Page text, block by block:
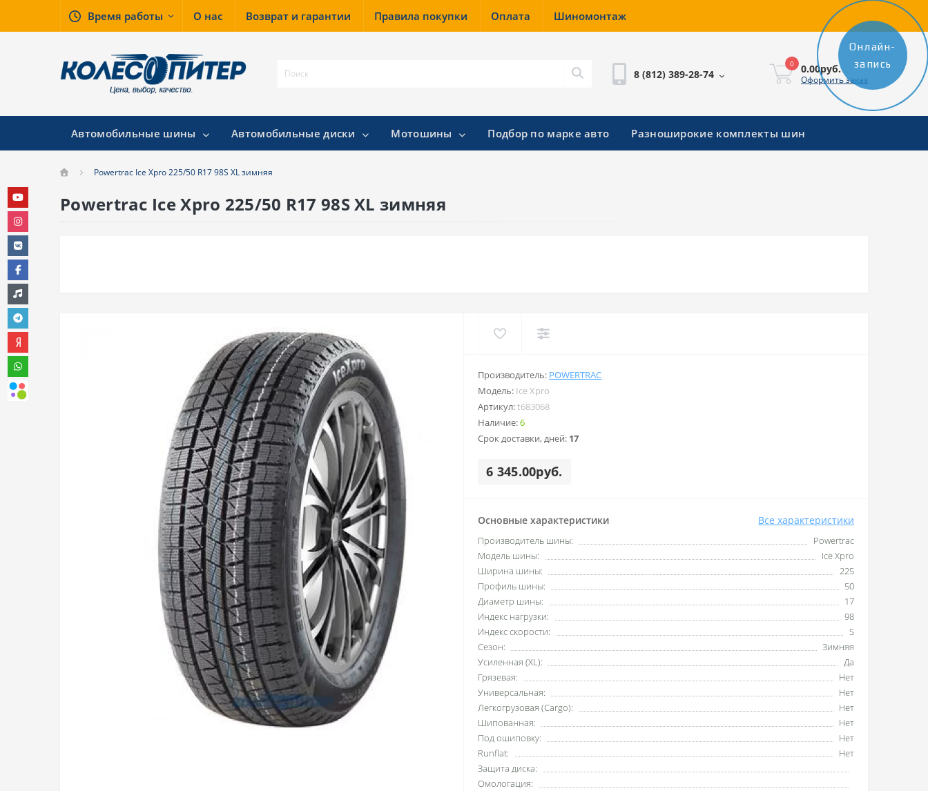
Время работы О нас Возврат и гарантии Правила покупки Оплата Шиномонтаж
8 (812) 389-28-74
0 0.00руб.
Оформить заказ
Автомобильные шины Автомобильные диски Мотошины Подбор по марке авто Разноширокие комплекты шин
Powertrac Ice Xpro 225/50 R17 98S XL зимняя
Powertrac Ice Xpro 225/50 R17 98S XL зимняя
Производитель: POWERTRAC
Модель: Ice Xpro
Артикул:t683068
Наличие:6
Срок доставки, дней: 17
6 345.00руб.
Основные характеристики Все характеристики
Производитель шины:
Powertrac
Модель шины:
Ice Xpro
Ширина шины:
225
Профиль шины:
50
Диаметр шины:
17
Индекс нагрузки:
98
Индекс скорости:
S
Сезон:
Зимняя
Усиленная (XL):
Да
Грязевая:
Нет
Универсальная:
Нет
Легкогрузовая (Cargo):
Нет
Шипованная:
Нет
Под ошиповку:
Нет
Runflat:
Нет
Защита диска:
Омологация:
Онлайн-
запись